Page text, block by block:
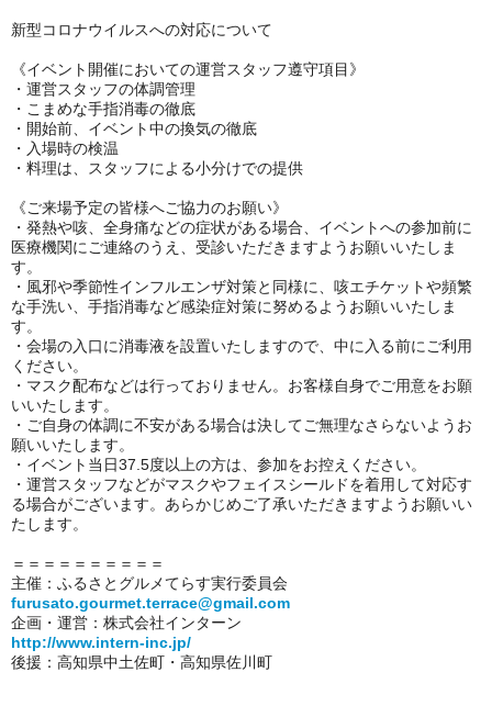
新型コロナウイルスへの対応について
《イベント開催においての運営スタッフ遵守項目》
・運営スタッフの体調管理
・こまめな手指消毒の徹底
・開始前、イベント中の換気の徹底
・入場時の検温
・料理は、スタッフによる小分けでの提供
《ご来場予定の皆様へご協力のお願い》
・発熱や咳、全身痛などの症状がある場合、イベントへの参加前に
医療機関にご連絡のうえ、受診いただきますようお願いいたしま
す。
・風邪や季節性インフルエンザ対策と同様に、咳エチケットや頻繁
な手洗い、手指消毒など感染症対策に努めるようお願いいたしま
す。
・会場の入口に消毒液を設置いたしますので、中に入る前にご利用
ください。
・マスク配布などは行っておりません。お客様自身でご用意をお願
いいたします。
・ご自身の体調に不安がある場合は決してご無理なさらないようお
願いいたします。
・イベント当日37.5度以上の方は、参加をお控えください。
・運営スタッフなどがマスクやフェイスシールドを着用して対応す
る場合がございます。あらかじめご了承いただきますようお願いい
たします。
＝＝＝＝＝＝＝＝＝＝
主催：ふるさとグルメてらす実行委員会
furusato.gourmet.terrace@gmail.com
企画・運営：株式会社インターン
http://www.intern-inc.jp/
後援：高知県中土佐町・高知県佐川町